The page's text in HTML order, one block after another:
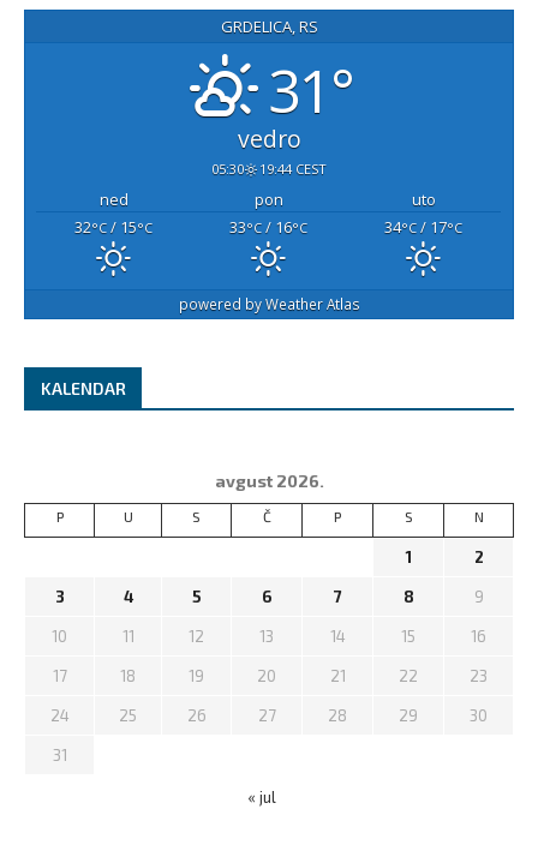
GRDELICA, RS
31°
vedro
05:30 19:44 CEST
ned pon
uto
32°C / 15°C 33°C / 16°C 34°C / 17°C
powered byWeather Atlas
KALENDAR
avgust 2026.
P U S Č P S N
1 2
3 4 5 6 7 8 9
10 11 12 13 14 15 16
17 18 19 20 21 22 23
24 25 26 27 28 29 30
31
« jul